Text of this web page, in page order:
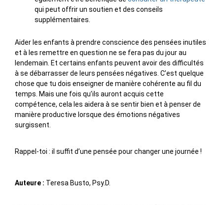
qui peut offrir un soutien et des conseils
supplémentaires.
Aider les enfants à prendre conscience des pensées inutiles
et à les remettre en question ne se fera pas du jour au
lendemain. Et certains enfants peuvent avoir des difficultés
à se débarrasser de leurs pensées négatives. C’est quelque
chose que tu dois enseigner de manière cohérente au fil du
temps. Mais une fois qu’ils auront acquis cette
compétence, cela les aidera à se sentir bien et à penser de
manière productive lorsque des émotions négatives
surgissent.
Rappel-toi : il suffit d’une pensée pour changer une journée !
Auteure : Teresa Busto, Psy.D.